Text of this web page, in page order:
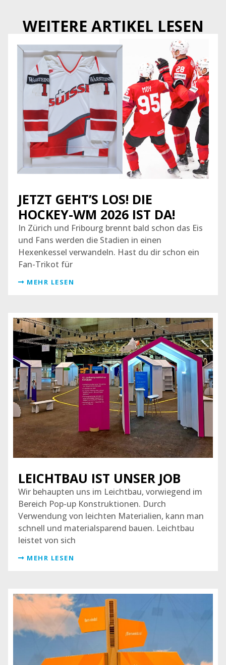
WEITERE ARTIKEL LESEN
JETZT GEHT’S LOS! DIE
HOCKEY-WM 2026 IST DA!
In Zürich und Fribourg brennt bald schon das Eis
und Fans werden die Stadien in einen
Hexenkessel verwandeln. Hast du dir schon ein
Fan-Trikot für
MEHR LESEN
LEICHTBAU IST UNSER JOB
Wir behaupten uns im Leichtbau, vorwiegend im
Bereich Pop-up Konstruktionen. Durch
Verwendung von leichten Materialien, kann man
schnell und materialsparend bauen. Leichtbau
leistet von sich
MEHR LESEN